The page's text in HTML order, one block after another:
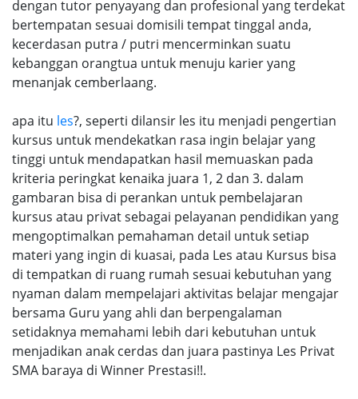
dengan tutor penyayang dan profesional yang terdekat
bertempatan sesuai domisili tempat tinggal anda,
kecerdasan putra / putri mencerminkan suatu
kebanggan orangtua untuk menuju karier yang
menanjak cemberlaang.
apa itu les?, seperti dilansir les itu menjadi pengertian
kursus untuk mendekatkan rasa ingin belajar yang
tinggi untuk mendapatkan hasil memuaskan pada
kriteria peringkat kenaika juara 1, 2 dan 3. dalam
gambaran bisa di perankan untuk pembelajaran
kursus atau privat sebagai pelayanan pendidikan yang
mengoptimalkan pemahaman detail untuk setiap
materi yang ingin di kuasai, pada Les atau Kursus bisa
di tempatkan di ruang rumah sesuai kebutuhan yang
nyaman dalam mempelajari aktivitas belajar mengajar
bersama Guru yang ahli dan berpengalaman
setidaknya memahami lebih dari kebutuhan untuk
menjadikan anak cerdas dan juara pastinya Les Privat
SMA baraya di Winner Prestasi!!.